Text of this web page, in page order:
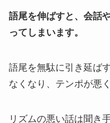
語尾を伸ばすと、会話
ってしまいます。
語尾を無駄に引き延ば
なくなり、テンポが悪
リズムの悪い話は聞き